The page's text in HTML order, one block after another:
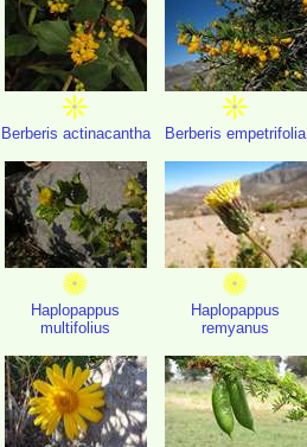
Berberis actinacantha Berberis empetrifolia
Haplopappus
multifolius
Haplopappus
remyanus